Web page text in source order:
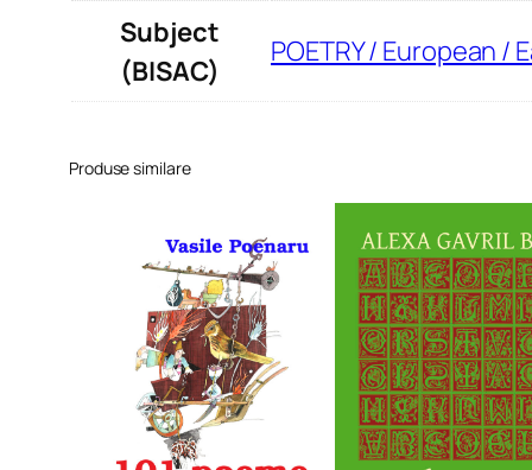
Subject
(BISAC)
POETRY / European /
Produse similare